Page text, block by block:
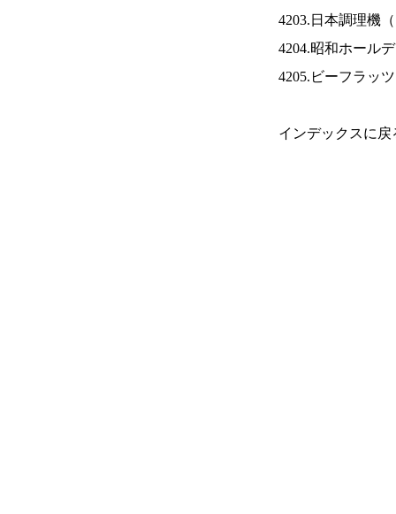
4203.日本調理機（
4204.昭和ホール
4205.ビーフラッ
インデックスに戻